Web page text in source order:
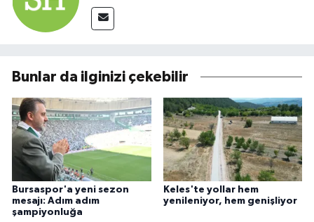
Bunlar da ilginizi çekebilir
Bursaspor'a yeni sezon
mesajı: Adım adım
şampiyonluğa
Keles'te yollar hem
yenileniyor, hem genişliyor